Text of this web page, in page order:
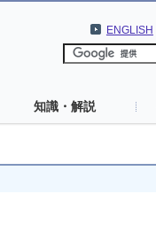
ENGLISH
知識・解説